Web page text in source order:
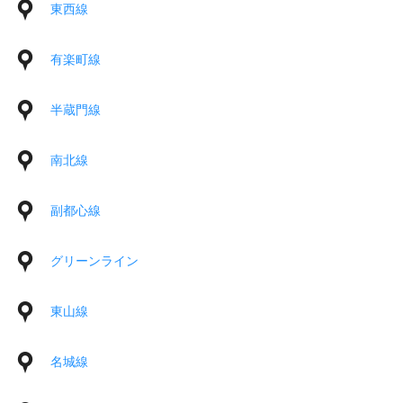
東西線
有楽町線
半蔵門線
南北線
副都心線
グリーンライン
東山線
名城線